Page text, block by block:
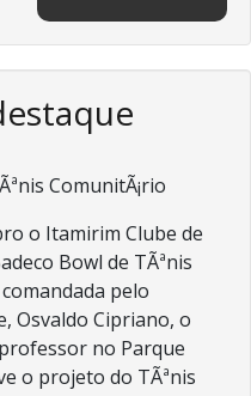
ComunitÃ¡rio
o Itamirim Clube de
Bowl de TÃªnis
pelo
Osvaldo Cipriano, o
no Parque
o projeto do TÃªnis